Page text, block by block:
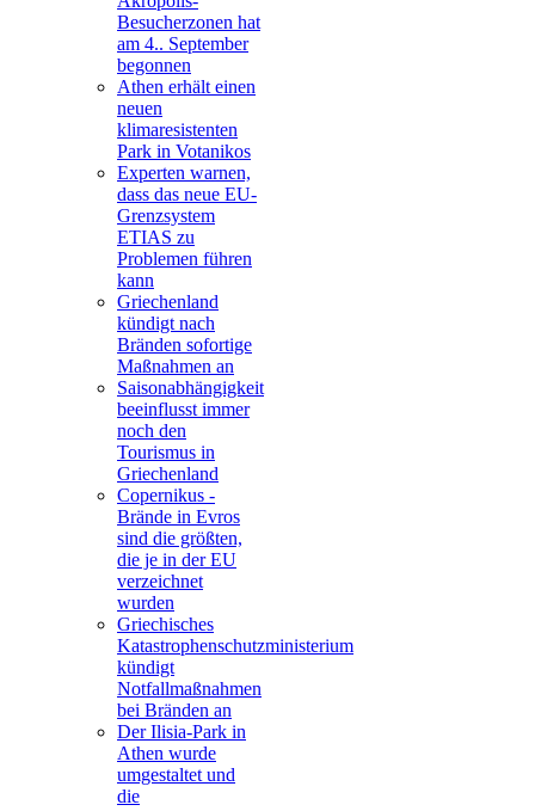
Besucherzonen hat
am 4.. September
begonnen
Athen erhält einen
neuen
klimaresistenten
Park in Votanikos
Experten warnen,
dass das neue EU-
Grenzsystem
ETIAS zu
Problemen führen
kann
Griechenland
kündigt nach
Bränden sofortige
Maßnahmen an
Saisonabhängigkeit
beeinflusst immer
noch den
Tourismus in
Griechenland
Copernikus -
Brände in Evros
sind die größten,
die je in der EU
verzeichnet
wurden
Griechisches
Katastrophenschutzministerium
kündigt
Notfallmaßnahmen
bei Bränden an
Der Ilisia-Park in
Athen wurde
umgestaltet und
die